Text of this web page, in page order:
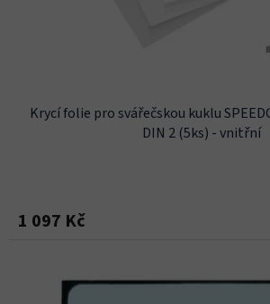
Krycí folie pro svářečskou kuklu
DIN 2 (5ks) - vnitřní
1 097 Kč